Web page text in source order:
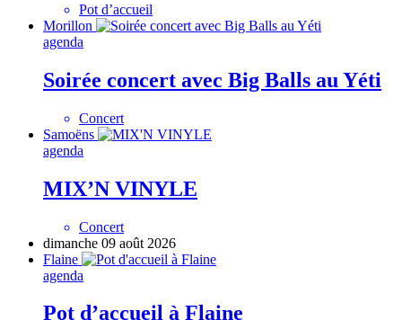
Pot d’accueil
Morillon
agenda
Soirée concert avec Big Balls au Yéti
Concert
Samoëns
agenda
MIX’N VINYLE
Concert
dimanche 09 août 2026
Flaine
agenda
Pot d’accueil à Flaine